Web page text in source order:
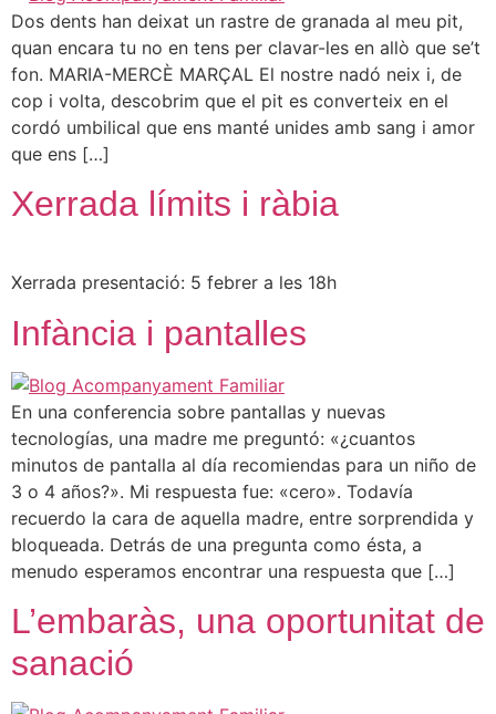
Dos dents han deixat un rastre de granada al meu pit,
quan encara tu no en tens per clavar-les en allò que se’t
fon. MARIA-MERCÈ MARÇAL El nostre nadó neix i, de
cop i volta, descobrim que el pit es converteix en el
cordó umbilical que ens manté unides amb sang i amor
que ens […]
Xerrada límits i ràbia
Xerrada presentació: 5 febrer a les 18h
Infància i pantalles
En una conferencia sobre pantallas y nuevas
tecnologías, una madre me preguntó: «¿cuantos
minutos de pantalla al día recomiendas para un niño de
3 o 4 años?». Mi respuesta fue: «cero». Todavía
recuerdo la cara de aquella madre, entre sorprendida y
bloqueada. Detrás de una pregunta como ésta, a
menudo esperamos encontrar una respuesta que […]
L’embaràs, una oportunitat de
sanació